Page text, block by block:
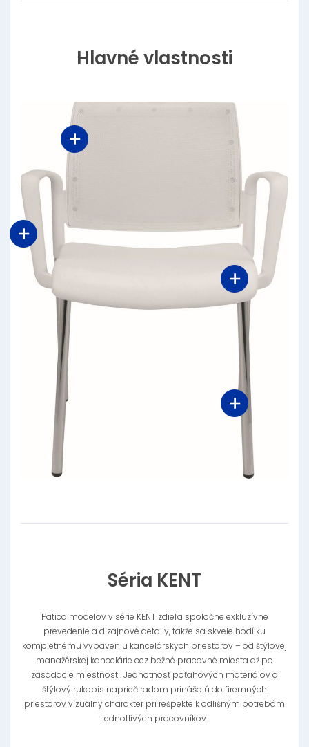
Hlavné vlastnosti
Séria KENT
Pätica modelov v série KENT zdieľa spoločne exkluzívne
prevedenie a dizajnové detaily, takže sa skvele hodí ku
kompletnému vybaveniu kancelárskych priestorov – od štýlovej
manažérskej kancelárie cez bežné pracovné miesta až po
zasadacie miestnosti. Jednotnosť poťahových materiálov a
štýlový rukopis naprieč radom prinášajú do firemných
priestorov vizuálny charakter pri rešpekte k odlišným potrebám
jednotlivých pracovníkov.